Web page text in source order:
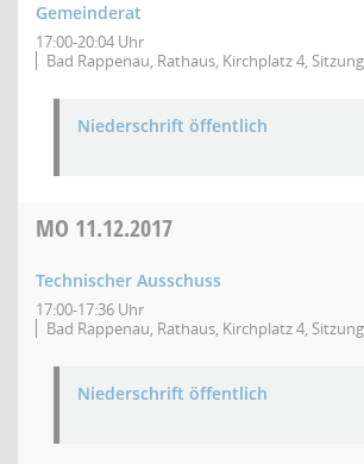
Gemeinderat
17:00-20:04 Uhr
Bad Rappenau, Rathaus, Kirchplatz 4,
Niederschrift öffentlich
MO 11.12.2017
Technischer Ausschuss
17:00-17:36 Uhr
Bad Rappenau, Rathaus, Kirchplatz 4,
Niederschrift öffentlich